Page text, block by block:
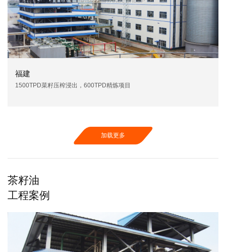
福建
1500TPD菜籽压榨浸出，600TPD精炼项目
加载更多
茶籽油
工程案例